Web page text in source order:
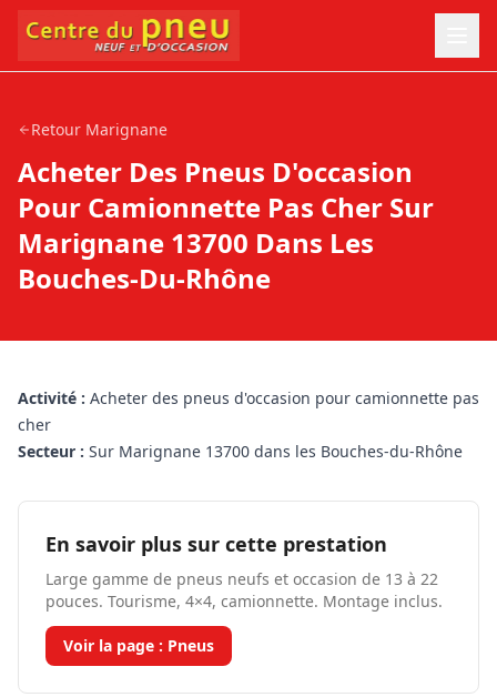
Retour Marignane
Acheter Des Pneus D'occasion
Pour Camionnette Pas Cher Sur
Marignane 13700 Dans Les
Bouches-Du-Rhône
Activité : Acheter des pneus d'occasion pour camionnette pas
cher
Secteur : Sur Marignane 13700 dans les Bouches-du-Rhône
En savoir plus sur cette prestation
Large gamme de pneus neufs et occasion de 13 à 22
pouces. Tourisme, 4×4, camionnette. Montage inclus.
Voir la page : Pneus